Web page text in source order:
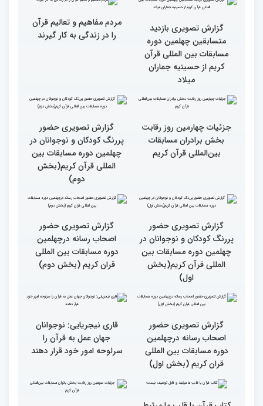
مهمانان در غرفه های
نمایشگاهی چهلمین دوره
مسابقات بین المللی قران
کریم(بخش دوم)
گزارش تصویری حضور
مهمانان در غرفه های
نمایشگاهی چهلمین دوره
متسابقین چهلمین دوره
مسابقات بین المللی قرآن
کریم از حسینیه جماران
مردم مفاهیم و تعالیم قرآن
را در زندگی به کار گیرند
بخش برادران مسابقات
بین‌المللی قرآن کریم
پررنگ کودکان و نوجوانان در
چهلمین دوره مسابقات بین
المللی قرآن کریم(بخش
دوم)
پررنگ کودکان و نوجوانان در
چهلمین دوره مسابقات بین
المللی قرآن کریم(بخش
اول)
اصحاب رسانه درچهلمین
دوره مسابقات بین المللی
قران کریم (بخش دوم)